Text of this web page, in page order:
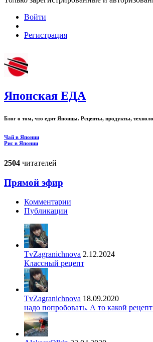
Войти
Регистрация
Японская ЕДА
Блог о том, что едят Японцы. Рецепты, продукты,
Чай в Японии
Рис в Японии
2504 читателей
Прямой эфир
Комментарии
Публикации
TvZagranichnova 2.12.2024
Классный рецепт
TvZagranichnova 18.09.2020
надо попробовать. А то какой